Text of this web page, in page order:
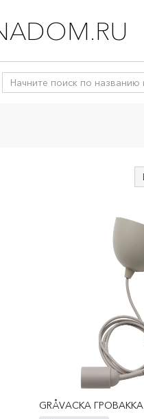
GRÅVACKA ГРОВАККА